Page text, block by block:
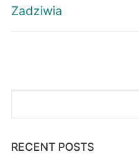
Zadziwia
RECENT POSTS